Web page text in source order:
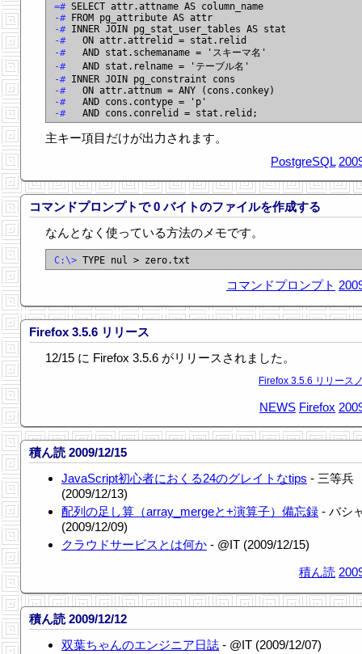
=#
-#
-#
-#
-#
-#
-#
-#
-#
-#
主キー項目だけが出力されます。
PostgreSQL
コマンドプロンプトで 0 バイトのファイルを作成する
なんとなく使っている方法のメモです。
C:\>
コマンドプロンプト
Firefox 3.5.6 リリース
12/15 に Firefox 3.5.6 がリリースされました。
Firefox 3.5.6 リリース
NEWS Firefox
積ん読 2009/12/15
JavaScript初心者におくる24のグレイトなtips - 三等兵
(2009/12/13)
配列の足し算（array_mergeと+演算子）備忘録 - バシ
(2009/12/09)
クラウドサービスとは何か - @IT (2009/12/15)
積ん読
積ん読 2009/12/12
双葉ちゃんのエンジニア日誌 - @IT (2009/12/07)